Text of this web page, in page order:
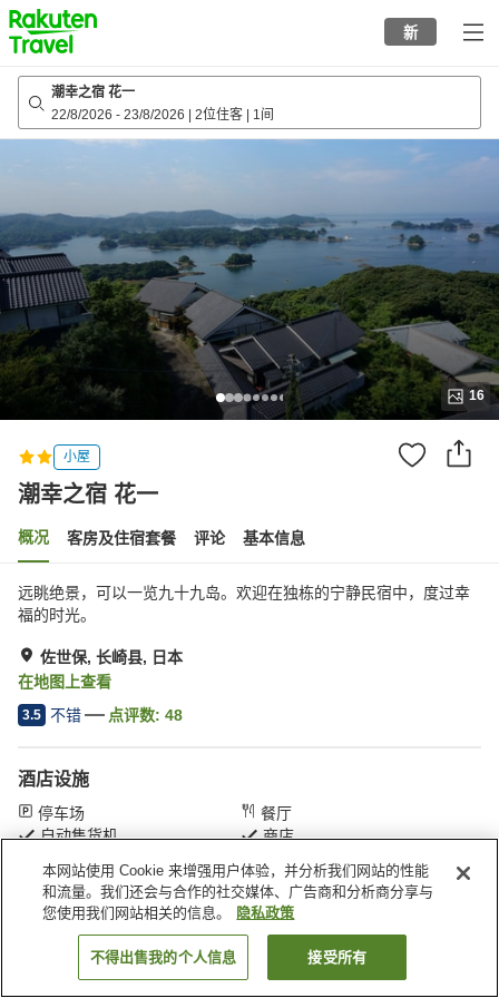
to
top
page
新
潮幸之宿 花一
22/8/2026 - 23/8/2026 2位住客 1间
16
小屋
潮幸之宿 花一
概况 客房及住宿套餐 评论 基本信息
远眺绝景，可以一览九十九岛。欢迎在独栋的宁静民宿中，度过幸
福的时光。
佐世保, 长崎县, 日本
在地图上查看
3.5 不错 点评数: 48
酒店设施
停车场
餐厅
自动售货机
商店
首页 日本 长崎县 佐世保 潮幸之宿 花一
搜索客房
本网站使用 Cookie 来增强用户体验，并分析我们网站的性能
和流量。我们还会与合作的社交媒体、广告商和分析商分享与
您使用我们网站相关的信息。
隐私政策
不得出售我的个人信息 接受所有